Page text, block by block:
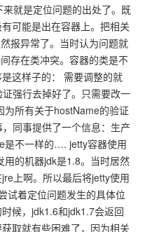
就是定位问题的出处了。既
可能是出在容器上。把相关
报异常了。当时认为问题就
存在类冲突。容器的类是不
这样子的： 需要调整的就
强行去掉好了。只需要改一
为所有关于hostName的验证
同事提供了一个信息：生产
是不一样的…. jetty容器使用
的机器jdk是1.8。当时居然
上啊。所以最后将jetty使用
试着定位问题发生的具体位
候，jdk1.6和jdk1.7会返回
取就有些困难了，因为相关